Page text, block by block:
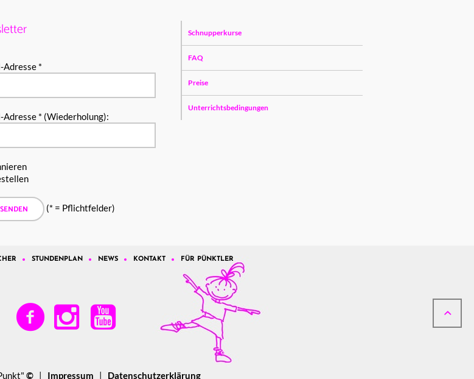
Adresse *
Adresse * (Wiederholung):
(* = Pflichtfelder)
Schnupperkurse
FAQ
Preise
Unterrichtsbedingungen
STUNDENPLAN NEWS KONTAKT FÜR PÜNKTLER
© | Impressum | Datenschutzerklärung